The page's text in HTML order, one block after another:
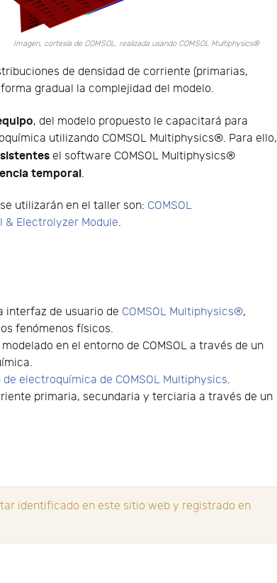
Imagen, cortesía de COMSOL, realizada usando COMSOL Multiphysics®
de densidad de corriente (primarias,
gradual la complejidad del modelo.
, del modelo propuesto le capacitará para
utilizando COMSOL Multiphysics®. Para ello,
el software COMSOL Multiphysics®
temporal.
utilizarán en el taller son: COMSOL
& Electrolyzer Module.
interfaz de usuario de COMSOL Multiphysics®,
fenómenos físicos.
en el entorno de COMSOL a través de un
de electroquímica de COMSOL Multiphysics.
primaria, secundaria y terciaria a través de un
identificado en este sitio web y registrado en